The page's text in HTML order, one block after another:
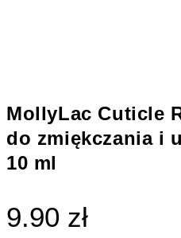
MollyLac Cuticle
do zmiękczania i
10 ml
9.90 zł